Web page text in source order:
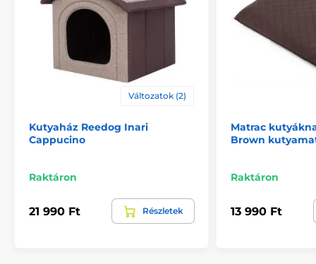
Változatok (2)
Kutyaház Reedog Inari
Cappucino
Raktáron
21 990 Ft Részletek
Matrac
Brown
Raktáron
13 990 Ft